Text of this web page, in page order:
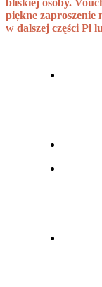
bliskiej osoby.
piękne zaproszenie
w dalszej części Pl